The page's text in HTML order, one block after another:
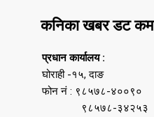
कनिका खबर डट कम
प्रधान कार्यालय :
घोराही -१५, दाङ
फोन नं : ९८५७८-४००९०
९८५७८-३४२५३